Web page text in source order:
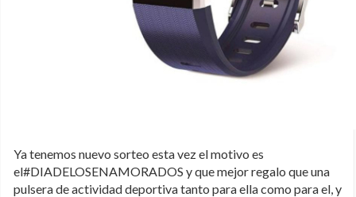
Ya tenemos nuevo sorteo esta vez el motivo es
el#DIADELOSENAMORADOS y que mejor regalo que una
pulsera de actividad deportiva tanto para ella como para el, y